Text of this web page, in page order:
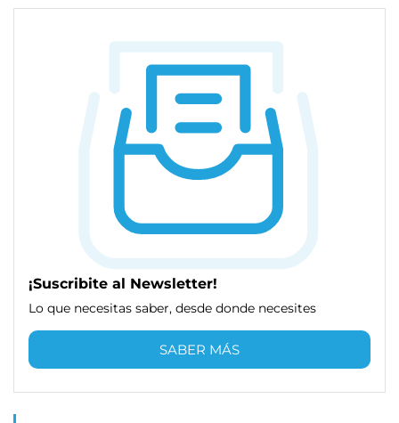
¡Suscribite al Newsletter!
Lo que necesitas saber, desde donde necesites
SABER MÁS